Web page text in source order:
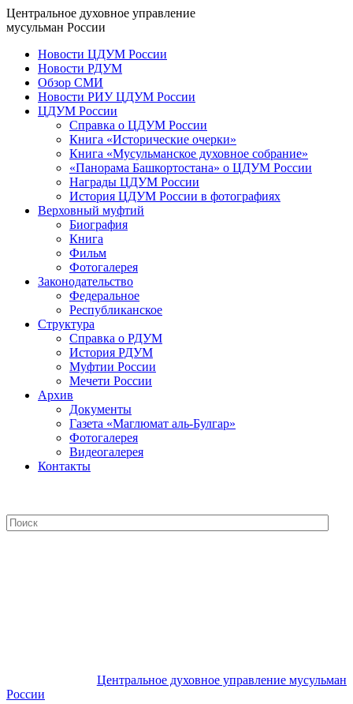
Центральное духовное управление
мусульман России
Новости ЦДУМ России
Новости РДУМ
Обзор СМИ
Новости РИУ ЦДУМ России
ЦДУМ России
Справка о ЦДУМ России
Книга «Исторические очерки»
Книга «Мусульманское духовное собрание»
«Панорама Башкортостана» о ЦДУМ России
Награды ЦДУМ России
История ЦДУМ России в фотографиях
Верховный муфтий
Биография
Книга
Фильм
Фотогалерея
Законодательство
Федеральное
Республиканское
Структура
Справка о РДУМ
История РДУМ
Муфтии России
Мечети России
Архив
Документы
Газета «Маглюмат аль-Булгар»
Фотогалерея
Видеогалерея
Контакты
Центральное духовное управление мусульман
России